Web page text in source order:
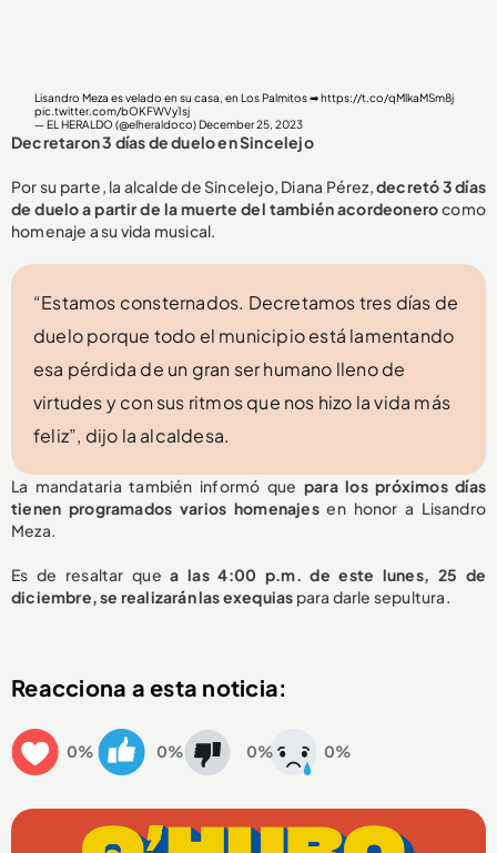
Lisandro Meza es velado en su casa, en Los Palmitos ➡https://t.co/qMlkaMSm8j
pic.twitter.com/bOKFWVy1sj
— EL HERALDO (@elheraldoco)December 25, 2023
Decretaron 3 días de duelo en Sincelejo
Por su parte, la alcalde de Sincelejo, Diana Pérez,decretó 3 días
de duelo a partir de la muerte del también acordeonerocomo
homenaje a su vida musical.
“Estamos consternados. Decretamos tres días de
duelo porque todo el municipio está lamentando
esa pérdida de un gran ser humano lleno de
virtudes y con sus ritmos que nos hizo la vida más
feliz”, dijo la alcaldesa.
La mandataria también informó que para los próximos días
tienen programados varios homenajesen honor a Lisandro
Meza.
Es de resaltar quea las 4:00 p.m. de este lunes, 25 de
diciembre, se realizarán las exequias para darle sepultura.
Reacciona a esta noticia:
0% 0% 0% 0%